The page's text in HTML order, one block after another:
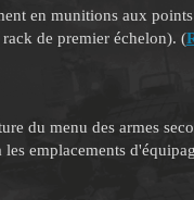
en munitions aux
de premier échelon). (
du menu des armes
emplacements